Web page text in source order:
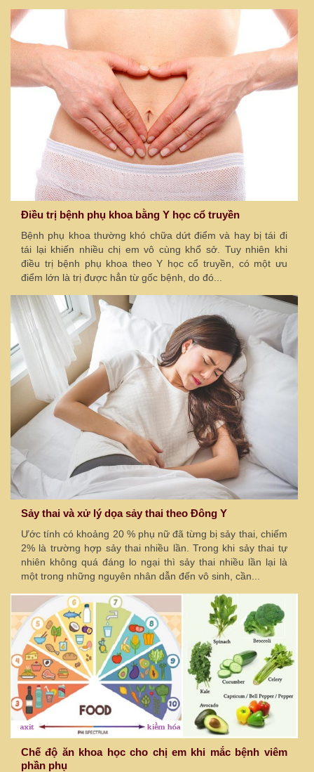
Điều trị bệnh phụ khoa bằng Y học cổ truyền
Bệnh phụ khoa thường khó chữa dứt điểm và hay bị tái đi
tái lại khiến nhiều chị em vô cùng khổ sở. Tuy nhiên khi
điều trị bệnh phụ khoa theo Y học cổ truyền, có một ưu
điểm lớn là trị được hẳn từ gốc bệnh, do đó...
Sảy thai và xử lý dọa sảy thai theo Đông Y
Ước tính có khoảng 20 % phụ nữ đã từng bị sảy thai, chiếm
2% là trường hợp sảy thai nhiều lần. Trong khi sảy thai tự
nhiên không quá đáng lo ngại thì sảy thai nhiều lần lại là
một trong những nguyên nhân dẫn đến vô sinh, cần...
Chế độ ăn khoa học cho chị em khi mắc bệnh viêm
phần phụ